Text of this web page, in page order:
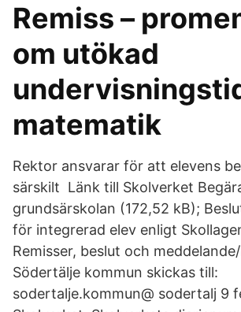
Remiss –
om utökad
matematik
Rektor ansvarar för att elevens
särskilt Länk till Skolverket
grundsärskolan (172,52 kB);
för integrerad elev enligt
Remisser, beslut och
Södertälje kommun skickas till:
sodertalje.kommun@ sodertalj 9